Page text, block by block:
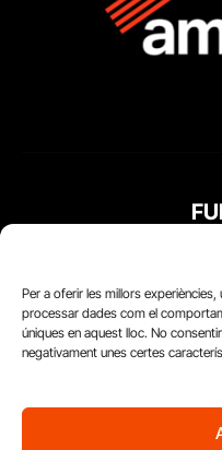
Per a oferir les millors
processar dades com el
úniques en aquest lloc. No
negativament unes certes